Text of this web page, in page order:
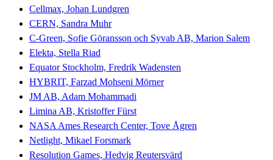
Cellmax, Johan Lundgren
CERN, Sandra Muhr
C-Green, Sofie Göransson och Syvab AB, Marion Salem
Elekta, Stella Riad
Equator Stockholm, Fredrik Wadensten
HYBRIT, Farzad Mohseni Mörner
JM AB, Adam Mohammadi
Limina AB, Kristoffer Fürst
NASA Ames Research Center, Tove Ågren
Netlight, Mikael Forsmark
Resolution Games, Hedvig Reutersvärd